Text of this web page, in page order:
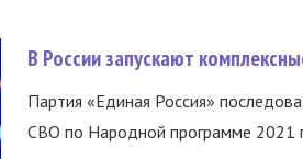
В России запускают
Партия «Единая Россия»
СВО по Народной программе 2021